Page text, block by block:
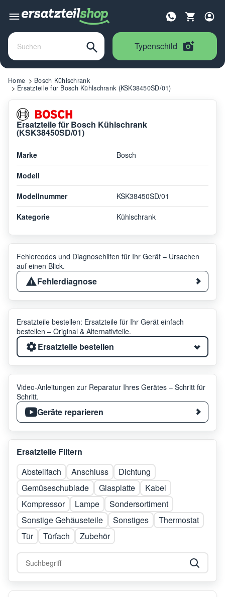
Typenschild
Home
Bosch Kühlschrank
Ersatzteile für Bosch Kühlschrank (KSK38450SD/01)
Ersatzteile für Bosch Kühlschrank
(KSK38450SD/01)
Marke Bosch
Modell
Modellnummer KSK38450SD/01
Kategorie Kühlschrank
Fehlercodes und Diagnosehilfen für Ihr Gerät – Ursachen
auf einen Blick.
Fehlerdiagnose
Ersatzteile bestellen: Ersatzteile für Ihr Gerät einfach
bestellen – Original & Alternativteile.
Ersatzteile bestellen
Video-Anleitungen zur Reparatur Ihres Gerätes – Schritt für
Schritt.
Geräte reparieren
Ersatzteile Filtern
Abstellfach
Anschluss
Dichtung
Gemüseschublade
Glasplatte
Kabel
Kompressor
Lampe
Sondersortiment
Sonstige Gehäuseteile
Sonstiges
Thermostat
Tür
Türfach Zubehör